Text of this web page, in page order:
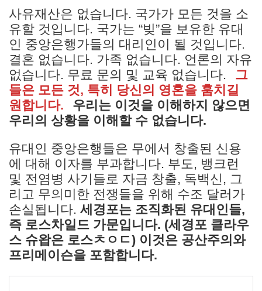
사유재산은 없습니다. 국가가 모든 것을 소
유할 것입니다. 국가는 “빚”을 보유한 유대
인 중앙은행가들의 대리인이 될 것입니다.
결혼 없습니다. 가족 없습니다. 언론의 자유
없습니다. 무료 문의 및 교육 없습니다.
그
들은 모든 것, 특히 당신의 영혼을 훔치길
원합니다.
우리는 이것을 이해하지 않으면
우리의 상황을 이해할 수 없습니다.
유대인 중앙은행들은 무에서 창출된 신용
에 대해 이자를 부과합니다. 부도, 뱅크런
및 전염병 사기들로 자금 창출, 독백신, 그
리고 무의미한 전쟁들을 위해 수조 달러가
손실됩니다. 세경포는 조직화된 유대인들,
즉 로스차일드 가문입니다. (세경포 클라우
스 슈왑은 로스ㅊㅇㄷ) 이것은 공산주의와
프리메이슨을 포함합니다.